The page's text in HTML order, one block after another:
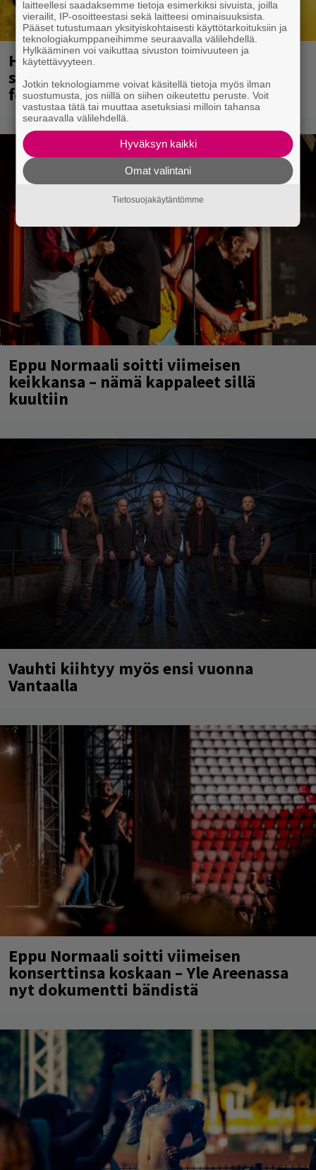
Hellsinki Metal Festival oli menestys –
syksyllä luvassa risteily, ensi vuoden
festarien ajankohta selvillä
Eppu Normaali soitti viimeisen
keikkansa – nämä kappaleet sillä
kuultiin
Vauhti kiihtyy myös ensi vuonna
Vantaalla
Eppu Normaali soitti viimeisen
konserttinsa koskaan – Yle Areenassa
nyt dokumentti bändistä
laitteellesi saadaksemme tietoja esimerkiksi sivuista, joilla
vierailit, IP-osoitteestasi sekä laitteesi ominaisuuksista.
Pääset tutustumaan yksityiskohtaisesti käyttötarkoituksiin ja
teknologiakumppaneihimme seuraavalla välilehdellä.
Hylkääminen voi vaikuttaa sivuston toimivuuteen ja
käytettävyyteen.
Jotkin teknologiamme voivat käsitellä tietoja myös ilman
suostumusta, jos niillä on siihen oikeutettu peruste. Voit
vastustaa tätä tai muuttaa asetuksiasi milloin tahansa
seuraavalla välilehdellä.
Hyväksyn kaikki
Omat valintani
Tietosuojakäytäntömme